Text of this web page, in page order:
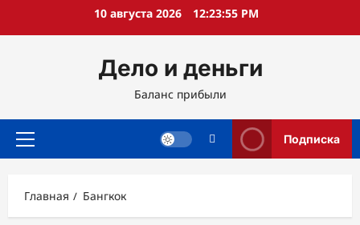
10 августа 2026 12:23:56 PM
Дело и деньги
Баланс прибыли
Основное
Подписка
Главная Бангкок